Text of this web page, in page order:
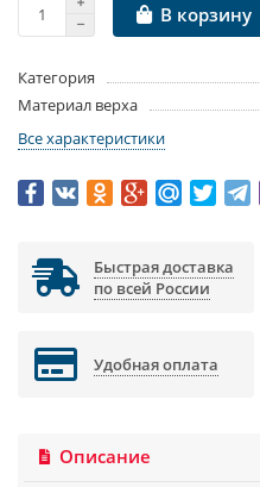
В корзину
Категория
Материал верха
Все характеристики
Быстрая доставка
по всей России
Удобная оплата
Описание